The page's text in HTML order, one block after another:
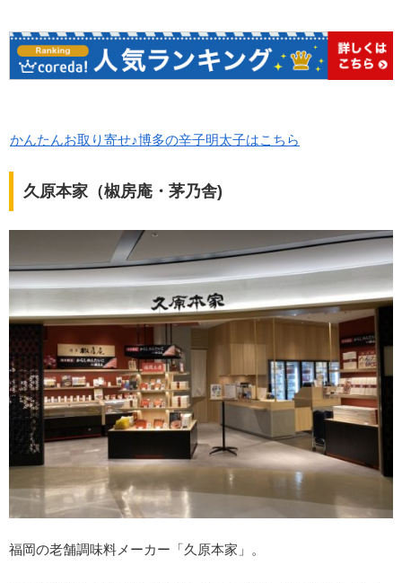
かんたんお取り寄せ♪博多の辛子明太子はこちら
久原本家（椒房庵・茅乃舎)
福岡の老舗調味料メーカー「久原本家」。